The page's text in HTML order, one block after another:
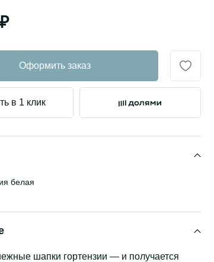
Оформить заказ
в 1 клик
белая
шапки гортензии — и получается